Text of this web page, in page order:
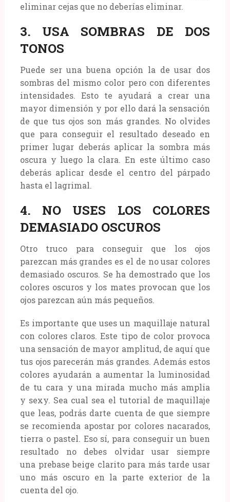
eliminar cejas que no deberías eliminar.
3. USA SOMBRAS DE DOS
TONOS
Puede ser una buena opción la de usar dos
sombras del mismo color pero con diferentes
intensidades. Esto te ayudará a crear una
mayor dimensión y por ello dará la sensación
de que tus ojos son más grandes. No olvides
que para conseguir el resultado deseado en
primer lugar deberás aplicar la sombra más
oscura y luego la clara. En este último caso
deberás aplicar desde el centro del párpado
hasta el lagrimal.
4. NO USES LOS COLORES
DEMASIADO OSCUROS
Otro truco para conseguir que los ojos
parezcan más grandes es el de no usar colores
demasiado oscuros. Se ha demostrado que los
colores oscuros y los mates provocan que los
ojos parezcan aún más pequeños.
Es importante que uses un maquillaje natural
con colores claros. Este tipo de color provoca
una sensación de mayor amplitud, de aquí que
tus ojos parecerán más grandes. Además estos
colores ayudarán a aumentar la luminosidad
de tu cara y una mirada mucho más amplia
y sexy. Sea cual sea el tutorial de maquillaje
que leas, podrás darte cuenta de que siempre
se recomienda apostar por colores nacarados,
tierra o pastel. Eso sí, para conseguir un buen
resultado no debes olvidar usar siempre
una prebase beige clarito para más tarde usar
uno más oscuro en la parte exterior de la
cuenta del ojo.